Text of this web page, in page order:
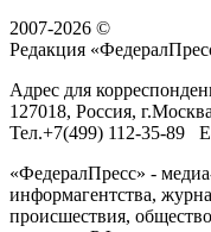
Продажа ТРК «Родник»
Юревича, снова